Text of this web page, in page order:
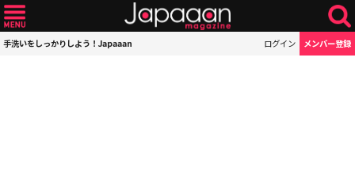
手洗いをしっかりしよう！Japaaan ログイン メンバー登録